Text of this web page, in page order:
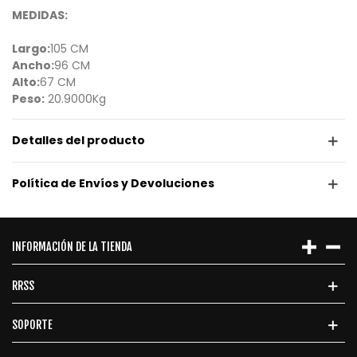
MEDIDAS:
Largo:105 CM
Ancho:96 CM
Alto:67 CM
Peso: 20.9000Kg
Detalles del producto
Política de Envíos y Devoluciones
INFORMACIÓN DE LA TIENDA
RRSS
SOPORTE